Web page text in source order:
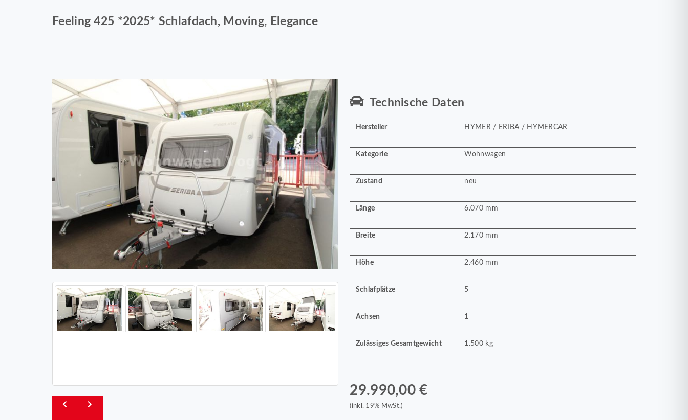
Feeling 425 *2025* Schlafdach, Moving, Elegance
Technische Daten
Hersteller HYMER / ERIBA / HYMERCAR
Kategorie Wohnwagen
Zustand neu
Länge 6.070 mm
Breite 2.170 mm
Höhe 2.460 mm
Schlafplätze 5
Achsen 1
Zulässiges Gesamtgewicht 1.500 kg
29.990,00 €
(inkl. 19% MwSt.)